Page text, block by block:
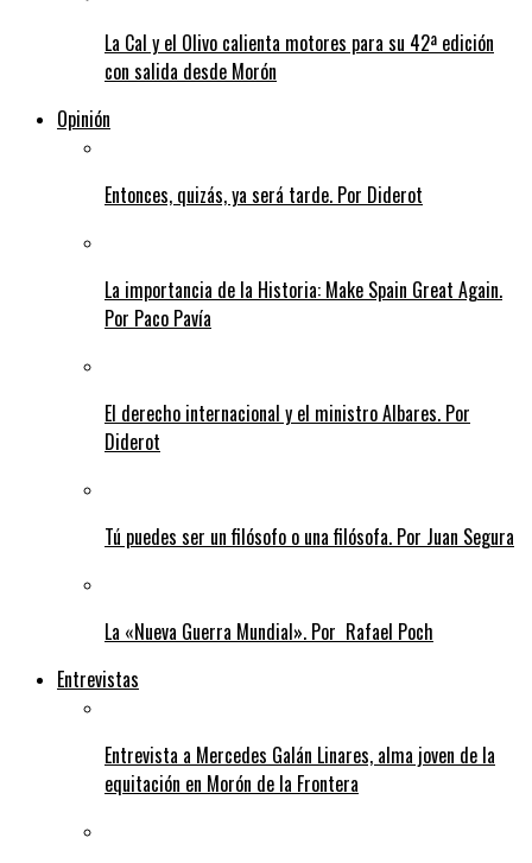
La Cal y el Olivo calienta motores para su 42ª edición
con salida desde Morón
Opinión
Entonces, quizás, ya será tarde. Por Diderot
La importancia de la Historia: Make Spain Great Again.
Por Paco Pavía
El derecho internacional y el ministro Albares. Por
Diderot
Tú puedes ser un filósofo o una filósofa. Por Juan Segura
La «Nueva Guerra Mundial». Por Rafael Poch
Entrevistas
Entrevista a Mercedes Galán Linares, alma joven de la
equitación en Morón de la Frontera